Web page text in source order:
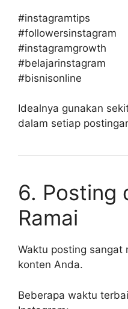
#instagramtips
#followersinstagram
#instagramgrowth
#belajarinstagram
#bisnisonline
Idealnya gunakan
dalam setiap
6. Posting
Ramai
Waktu posting sangat
konten Anda.
Beberapa waktu